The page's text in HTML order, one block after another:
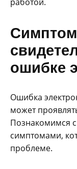
работой.
ошибке
Ошибка
может
Познакомимся
симптомами,
проблеме.